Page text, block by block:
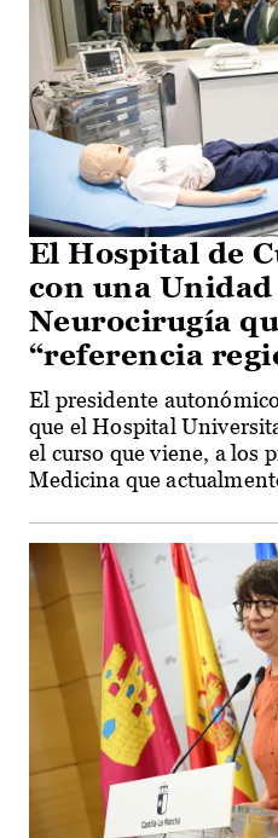
El Hospital de
con una Unidad
Neurocirugía
“referencia
El presidente
que el Hospital
el curso que viene, a los
Medicina que